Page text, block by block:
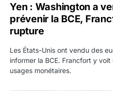
Yen : Washington a
prévenir la BCE,
rupture
Les États-Unis ont vendu des
informer la BCE. Francfort y
usages monétaires.